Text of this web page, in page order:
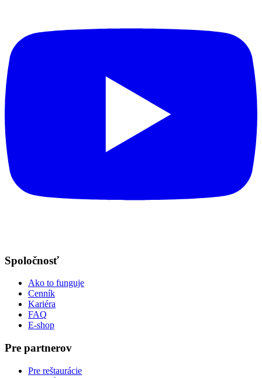
Spoločnosť
Ako to funguje
Cenník
Kariéra
FAQ
E-shop
Pre partnerov
Pre reštaurácie